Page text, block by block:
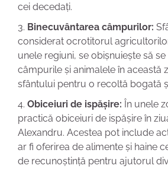
cei decedați.
Binecuvântarea câmpurilor:
considerat ocrotitorul
unele regiuni, se obișnuiește să
câmpurile și animalele în această
sfântului pentru o recoltă bogată
Obiceiuri de ispășire: În unele
practică obiceiuri de ispășire în
Alexandru. Acestea pot include
ar fi oferirea de alimente și haine
de recunoștință pentru ajutorul